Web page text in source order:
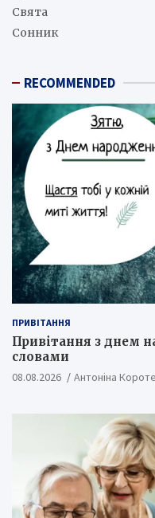
Свята
Сонник
RECOMMENDED
ПРИВІТАННЯ
Привітання з днем
словами
08.08.2026 Антоніна